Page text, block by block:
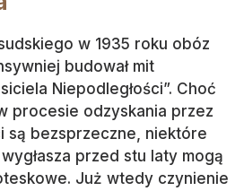
w 1935 roku obóz
budował mit
Niepodległości”. Choć
procesie odzyskania przez
są bezsprzeczne, niektóre
przed stu laty mogą
Już wtedy czynienie